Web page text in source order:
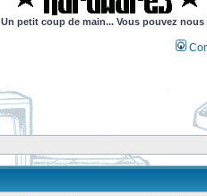
Un petit coup de main... Vous pouvez